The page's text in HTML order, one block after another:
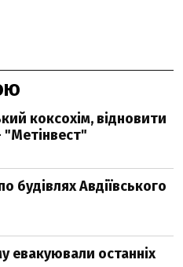
коксохім, відновити
будівлях Авдіївського
евакуювали останніх